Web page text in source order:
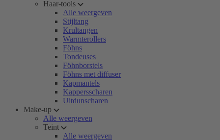
Haar-tools
Alle weergeven
Stijltang
Krultangen
Warmterollers
Föhns
Tondeuses
Föhnborstels
Föhns met diffuser
Kapmantels
Kappersscharen
Uitdunscharen
Make-up
Alle weergeven
Teint
Alle weergeven